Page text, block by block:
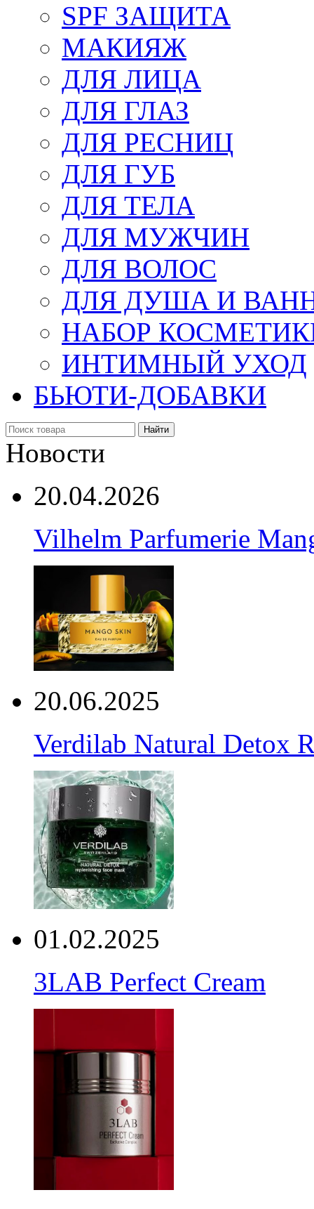
SPF ЗАЩИТА
МАКИЯЖ
ДЛЯ ЛИЦА
ДЛЯ ГЛАЗ
ДЛЯ РЕСНИЦ
ДЛЯ ГУБ
ДЛЯ ТЕЛА
ДЛЯ МУЖЧИН
ДЛЯ ВОЛОС
ДЛЯ ДУША И
НАБОР
ИНТИМНЫЙ УХОД
БЬЮТИ-ДОБАВКИ
Найти
Новости
20.04.2026
Vilhelm Parfumerie
20.06.2025
Verdilab Natural Detox
01.02.2025
3LAB Perfect Cream